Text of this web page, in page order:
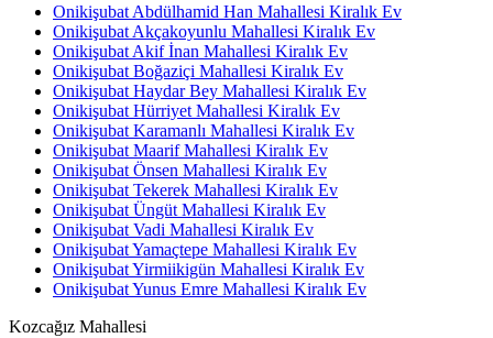
Onikişubat Abdülhamid Han Mahallesi Kiralık Ev
Onikişubat Akçakoyunlu Mahallesi Kiralık Ev
Onikişubat Akif İnan Mahallesi Kiralık Ev
Onikişubat Boğaziçi Mahallesi Kiralık Ev
Onikişubat Haydar Bey Mahallesi Kiralık Ev
Onikişubat Hürriyet Mahallesi Kiralık Ev
Onikişubat Karamanlı Mahallesi Kiralık Ev
Onikişubat Maarif Mahallesi Kiralık Ev
Onikişubat Önsen Mahallesi Kiralık Ev
Onikişubat Tekerek Mahallesi Kiralık Ev
Onikişubat Üngüt Mahallesi Kiralık Ev
Onikişubat Vadi Mahallesi Kiralık Ev
Onikişubat Yamaçtepe Mahallesi Kiralık Ev
Onikişubat Yirmiikigün Mahallesi Kiralık Ev
Onikişubat Yunus Emre Mahallesi Kiralık Ev
Kozcağız Mahallesi